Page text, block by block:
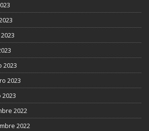
2023
2023
2022
2022